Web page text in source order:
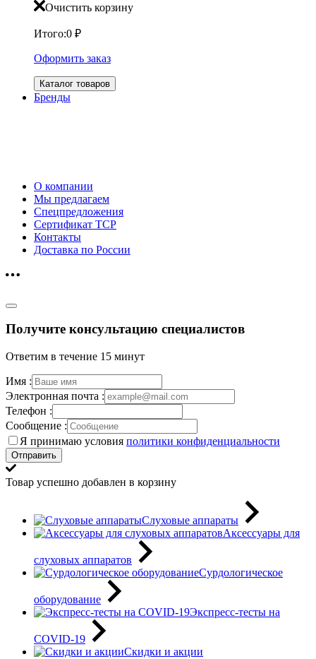
Очистить корзину
Итого:0 ₽
Оформить заказ
Каталог товаров
Бренды
О компании
Мы предлагаем
Спецпредложения
Сертификат ТСР
Контакты
Доставка по России
Получите консультацию специалистов
Ответим в течение 15 минут
Имя :
Электронная почта :
Телефон :
Сообщение :
Я принимаю условия политики конфиденциальности
Отправить
Товар успешно добавлен в корзину
Слуховые аппараты
Аксессуары для
слуховых аппаратов
Сурдологическое
оборудование
Экспресс-тесты на
COVID-19
Скидки и акции